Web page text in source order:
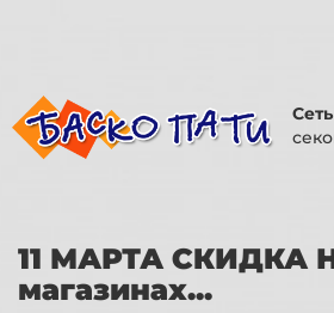
11 МАРТА СКИДКА
магазинах...